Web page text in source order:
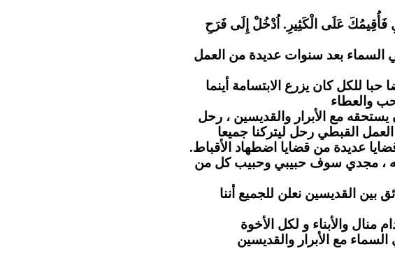
فَأُقِيمُكَ عَلَى الْكَثِيرِ. اُدْخُلْ إِلَى فَرَحِ
السماء بعد سنوات عديدة من العمل
للكل كان يزرع الابتسامة أينما
والعطاء
مع الأبرار والقديسين ، رحل
القبطي رحل ليتركنا جميعا
عديدة من قضايا اضطهاد الأقباط.
، مجدي سوف حبيبي وحبيب كل من
بين القديسين نعلن للجميع أننا
منال والأبناء و لكل الأخوة
مع الأبرار والقديسين